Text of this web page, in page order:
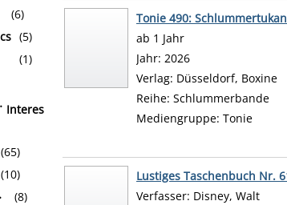
(6)
(5)
(1)
Interes
(65)
(10)
(8)
Tonie 490:
ab 1 Jahr
Suche nach diesem Verfasser
Jahr: 2026
Verlag: Düsseldorf, Boxine
Reihe: Schlummerbande
Mediengruppe: Tonie
Lustiges Taschenbuch Nr.
Verfasser: Disney, Walt